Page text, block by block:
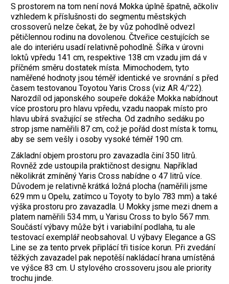
S prostorem na tom není nová Mokka úplně špatně, ačkoliv
vzhledem k příslušnosti do segmentu městských
crossoverů nelze čekat, že by vůz pohodlně odvezl
pětičlennou rodinu na dovolenou. Čtveřice cestujících se
ale do interiéru usadí relativně pohodlně. Šířka v úrovni
loktů vpředu 141 cm, respektive 138 cm vzadu jim dá v
příčném směru dostatek místa. Mimochodem, tyto
naměřené hodnoty jsou téměř identické ve srovnání s před
časem testovanou Toyotou Yaris Cross (viz AR 4/’22).
Narozdíl od japonského soupeře dokáže Mokka nabídnout
více prostoru pro hlavu vpředu, vzadu naopak místo pro
hlavu ubírá svažující se střecha. Od zadního sedáku po
strop jsme naměřili 87 cm, což je pořád dost místa k tomu,
aby se sem vešly i osoby vysoké téměř 190 cm.
Základní objem prostoru pro zavazadla činí 350 litrů.
Rovněž zde ustoupila praktičnost designu. Například
několikrát zmíněný ­Yaris Cross nabídne o 47 litrů více.
Důvodem je relativně krátká ložná plocha (naměřili jsme
629 mm u Opelu, zatímco u Toyoty to bylo 783 mm) a také
výška prostoru pro zavazadla. U Mokky jsme mezi dnem a
platem naměřili 534 mm, u Yarisu Cross to bylo 567 mm.
Součástí výbavy může být i variabilní podlaha, tu ale
testovací exemplář neobsahoval. U výbavy Elegance a GS
Line se za tento prvek připlácí tři tisíce korun. Při zvedání
těžkých zavazadel pak nepotěší nakládací hrana umístěná
ve výšce 83 cm. U stylového crossoveru jsou ale priority
trochu jinde.